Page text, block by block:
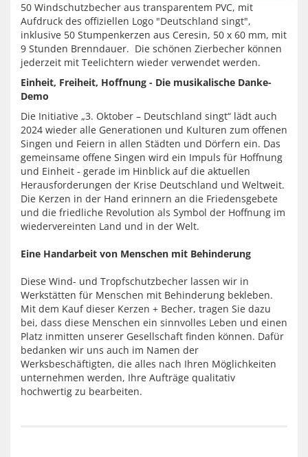
50 Windschutzbecher aus transparentem PVC, mit
Aufdruck des offiziellen Logo "Deutschland singt",
inklusive 50 Stumpenkerzen aus Ceresin, 50 x 60 mm, mit
9 Stunden Brenndauer. Die schönen Zierbecher können
jederzeit mit Teelichtern wieder verwendet werden.
Einheit, Freiheit, Hoffnung - Die musikalische Danke-
Demo
Die Initiative „3. Oktober – Deutschland singt“ lädt auch
2024 wieder alle Generationen und Kulturen zum offenen
Singen und Feiern in allen Städten und Dörfern ein. Das
gemeinsame offene Singen wird ein Impuls für Hoffnung
und Einheit - gerade im Hinblick auf die aktuellen
Herausforderungen der Krise Deutschland und Weltweit.
Die Kerzen in der Hand erinnern an die Friedensgebete
und die friedliche Revolution als Symbol der Hoffnung im
wiedervereinten Land und in der Welt.
Eine Handarbeit von Menschen mit Behinderung
Diese Wind- und Tropfschutzbecher lassen wir in
Werkstätten für Menschen mit Behinderung bekleben.
Mit dem Kauf dieser Kerzen + Becher, tragen Sie dazu
bei, dass diese Menschen ein sinnvolles Leben und einen
Platz inmitten unserer Gesellschaft finden können. Dafür
bedanken wir uns auch im Namen der
Werksbeschäftigten, die alles nach Ihren Möglichkeiten
unternehmen werden, Ihre Aufträge qualitativ
hochwertig zu bearbeiten.